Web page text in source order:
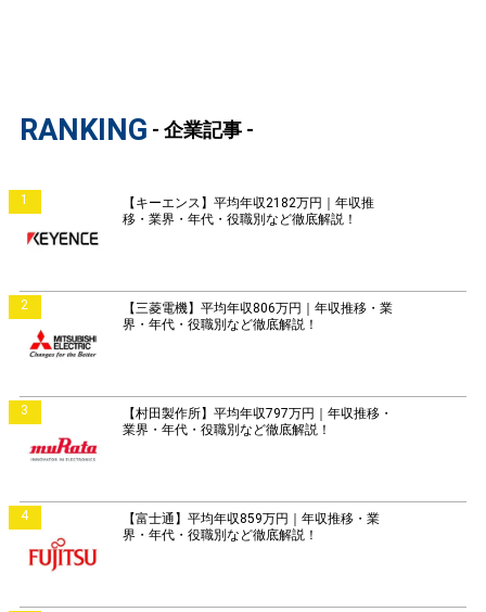
RANKING - 企業記事 -
1
【キーエンス】平均年収2182万円｜年収推
移・業界・年代・役職別など徹底解説！
2
【三菱電機】平均年収806万円｜年収推移・業
界・年代・役職別など徹底解説！
3
【村田製作所】平均年収797万円｜年収推移・
業界・年代・役職別など徹底解説！
4
【富士通】平均年収859万円｜年収推移・業
界・年代・役職別など徹底解説！